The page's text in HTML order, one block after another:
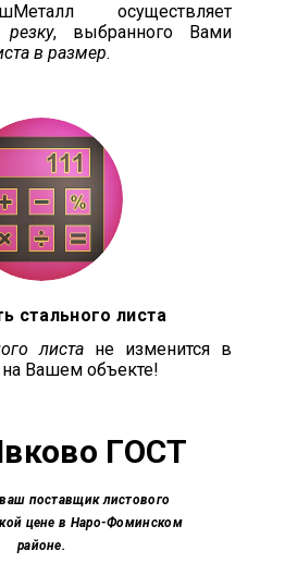
осуществляет
резку, выбранного Вами
в размер.
стального листа
листа не изменится в
Вашем объекте!
ГОСТ
поставщик листового
цене в Наро-Фоминском
районе.